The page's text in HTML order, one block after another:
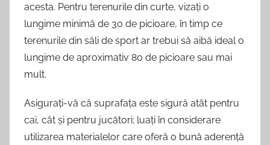
acesta. Pentru terenurile din curte, vizați o
lungime minimă de 30 de picioare, în timp ce
terenurile din săli de sport ar trebui să aibă ideal o
lungime de aproximativ 80 de picioare sau mai
mult.
Asigurați-vă că suprafața este sigură atât pentru
cai, cât și pentru jucători; luați în considerare
utilizarea materialelor care oferă o bună aderență